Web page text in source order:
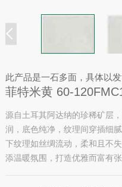
此产品是一石多面，具体以发
菲特米黄 60-
源自土耳其阿达纳的珍稀矿层
润，底色纯净，纹理间穿插细
下纹理如丝绸流动，柔和且不
添温暖氛围，打造优雅而富有张